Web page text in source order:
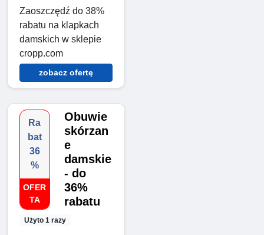
Zaoszczędź do 38%
rabatu na klapkach
damskich w sklepie
cropp.com
zobacz ofertę
Ra
bat
36
%
OFER
TA
Użyto 1 razy
Obuwie
skórzan
e
damskie
- do
36%
rabatu